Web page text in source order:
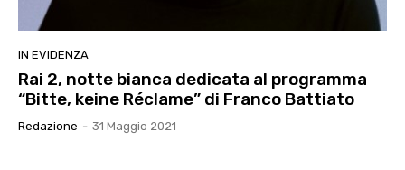
IN EVIDENZA
Rai 2, notte bianca dedicata al programma
“Bitte, keine Réclame” di Franco Battiato
Redazione - 31 Maggio 2021